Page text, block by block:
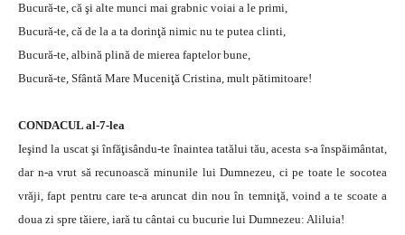
Bucură-te, că şi alte munci mai grabnic voiai a le primi,
Bucură-te, că de la a ta dorinţă nimic nu te putea clinti,
Bucură-te, albină plină de mierea faptelor bune,
Bucură-te, Sfântă Mare Muceniţă Cristina, mult pătimitoare!
CONDACUL al-7-lea
Ieşind la uscat şi înfăţisându-te înaintea tatălui tău, acesta s-a înspăimântat,
dar n-a vrut să recunoască minunile lui Dumnezeu, ci pe toate le socotea
vrăji, fapt pentru care te-a aruncat din nou în temniţă, voind a te scoate a
doua zi spre tăiere, iară tu cântai cu bucurie lui Dumnezeu: Aliluia!